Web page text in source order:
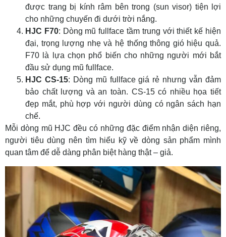
được trang bị kính râm bên trong (sun visor) tiện lợi
cho những chuyến đi dưới trời nắng.
HJC F70: Dòng mũ fullface tầm trung với thiết kế hiện
đại, trọng lượng nhẹ và hệ thống thông gió hiệu quả.
F70 là lựa chọn phổ biến cho những người mới bắt
đầu sử dụng mũ fullface.
HJC CS-15: Dòng mũ fullface giá rẻ nhưng vẫn đảm
bảo chất lượng và an toàn. CS-15 có nhiều họa tiết
đẹp mắt, phù hợp với người dùng có ngân sách hạn
chế.
Mỗi dòng mũ HJC đều có những đặc điểm nhận diện riêng,
người tiêu dùng nên tìm hiểu kỹ về dòng sản phẩm mình
quan tâm để dễ dàng phân biệt hàng thật – giả.